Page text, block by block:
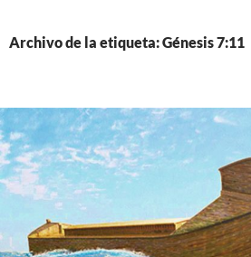
Archivo de la etiqueta: Génesis 7:11